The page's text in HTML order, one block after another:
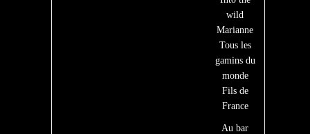
wild
Marianne
Tous les
gamins du
monde
Fils de
France
Au bar